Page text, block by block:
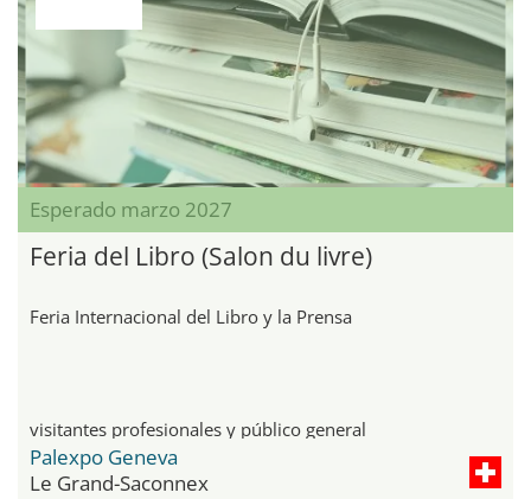
Esperado marzo 2027
Feria del Libro (Salon du livre)
Feria Internacional del Libro y la Prensa
visitantes profesionales y público general
Palexpo Geneva
Le Grand-Saconnex